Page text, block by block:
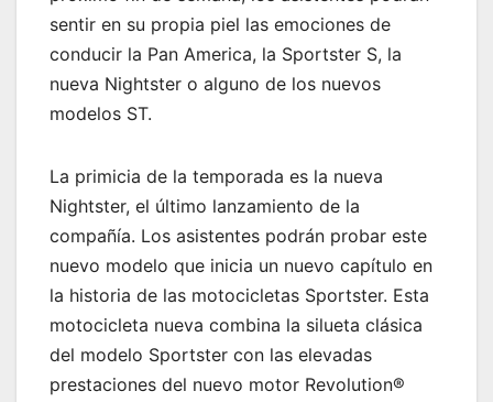
sentir en su propia piel las emociones de
conducir la Pan America, la Sportster S, la
nueva Nightster o alguno de los nuevos
modelos ST.
La primicia de la temporada es la nueva
Nightster, el último lanzamiento de la
compañía. Los asistentes podrán probar este
nuevo modelo que inicia un nuevo capítulo en
la historia de las motocicletas Sportster. Esta
motocicleta nueva combina la silueta clásica
del modelo Sportster con las elevadas
prestaciones del nuevo motor Revolution®